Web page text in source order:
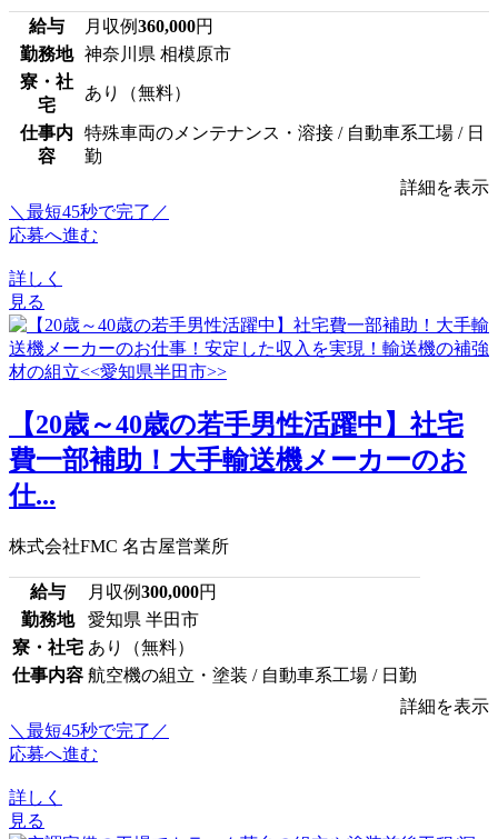
給与 月収例360,000円
勤務地
神奈川県 相模原市
寮・社
宅
あり（無料）
仕事内
容
特殊車両のメンテナンス・溶接 / 自動車系工場 / 日
勤
詳細を表示
＼最短45秒で完了／
応募へ進む
詳しく
見る
【20歳～40歳の若手男性活躍中】社宅
費一部補助！大手輸送機メーカーのお
仕...
株式会社FMC 名古屋営業所
給与 月収例300,000円
勤務地
愛知県 半田市
寮・社宅 あり（無料）
仕事内容 航空機の組立・塗装 / 自動車系工場 / 日勤
詳細を表示
＼最短45秒で完了／
応募へ進む
詳しく
見る